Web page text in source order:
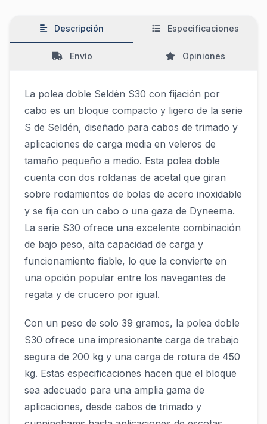
Descripción Especificaciones
Envío Opiniones
La polea doble Seldén S30 con fijación por
cabo es un bloque compacto y ligero de la serie
S de Seldén, diseñado para cabos de trimado y
aplicaciones de carga media en veleros de
tamaño pequeño a medio. Esta polea doble
cuenta con dos roldanas de acetal que giran
sobre rodamientos de bolas de acero inoxidable
y se fija con un cabo o una gaza de Dyneema.
La serie S30 ofrece una excelente combinación
de bajo peso, alta capacidad de carga y
funcionamiento fiable, lo que la convierte en
una opción popular entre los navegantes de
regata y de crucero por igual.
Con un peso de solo 39 gramos, la polea doble
S30 ofrece una impresionante carga de trabajo
segura de 200 kg y una carga de rotura de 450
kg. Estas especificaciones hacen que el bloque
sea adecuado para una amplia gama de
aplicaciones, desde cabos de trimado y